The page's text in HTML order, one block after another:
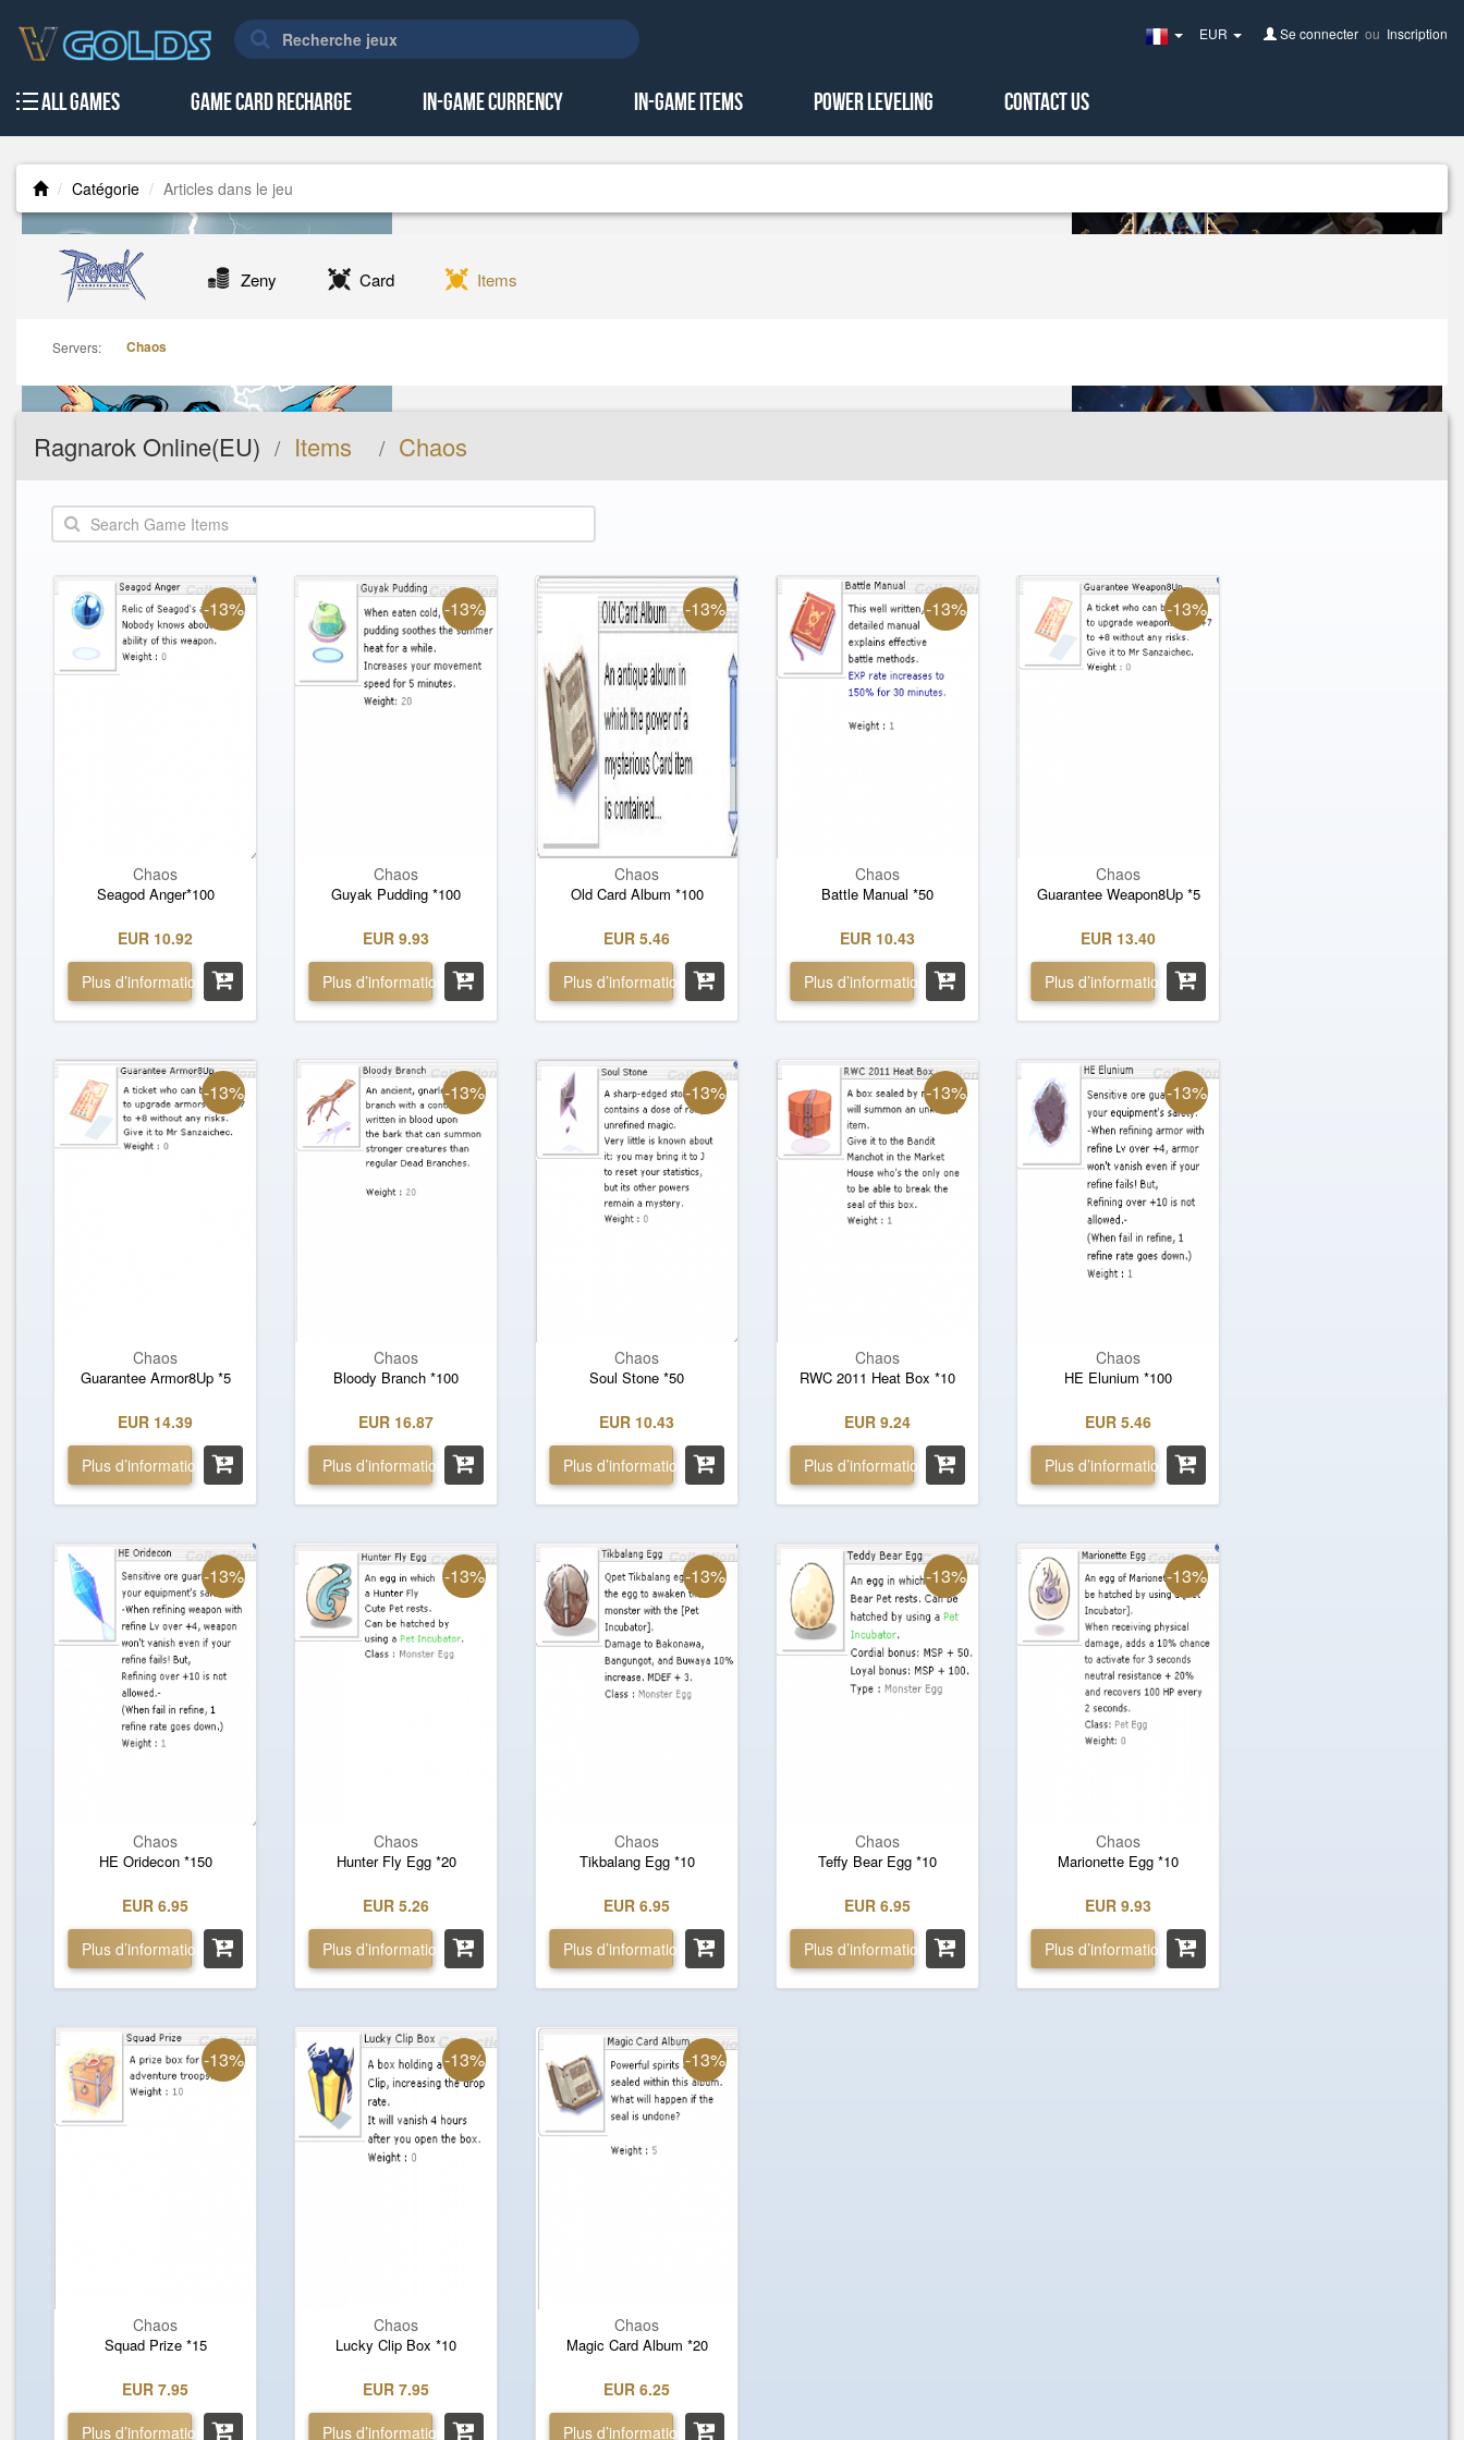
France(Français)
EUR Se connecter ou Inscription
All Games Game Card Recharge In-Game Currency In-Game Items Power Leveling Contact Us
Catégorie Articles dans le jeu
Zeny Card Items
Servers: Chaos
Ragnarok Online(EU) / Items / Chaos
-13%
Chaos
Seagod Anger*100
EUR 10.92
Plus d’informations »
-13%
Chaos
Guyak Pudding *100
EUR 9.93
Plus d’informations »
-13%
Chaos
Old Card Album *100
EUR 5.46
Plus d’informations »
-13%
Chaos
Battle Manual *50
EUR 10.43
Plus d’informations »
-13%
Chaos
Guarantee Weapon8Up *5
EUR 13.40
Plus d’informations »
-13%
Chaos
Guarantee Armor8Up *5
EUR 14.39
Plus d’informations »
-13%
Chaos
Bloody Branch *100
EUR 16.87
Plus d’informations »
-13%
Chaos
Soul Stone *50
EUR 10.43
Plus d’informations »
-13%
Chaos
RWC 2011 Heat Box *10
EUR 9.24
Plus d’informations »
-13%
Chaos
HE Elunium *100
EUR 5.46
Plus d’informations »
-13%
Chaos
HE Oridecon *150
EUR 6.95
Plus d’informations »
-13%
Chaos
Hunter Fly Egg *20
EUR 5.26
Plus d’informations »
-13%
Chaos
Tikbalang Egg *10
EUR 6.95
Plus d’informations »
-13%
Chaos
Teffy Bear Egg *10
EUR 6.95
Plus d’informations »
-13%
Chaos
Marionette Egg *10
EUR 9.93
Plus d’informations »
-13%
Chaos
Squad Prize *15
EUR 7.95
Plus d’informations »
-13%
Chaos
Lucky Clip Box *10
EUR 7.95
Plus d’informations »
-13%
Chaos
Magic Card Album *20
EUR 6.25
Plus d’informations »